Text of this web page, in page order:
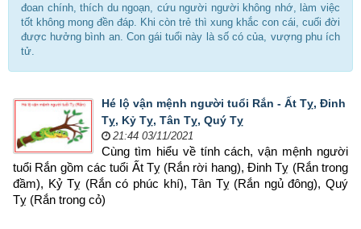
đoan chính, thích du ngoạn, cứu người người không nhớ, làm việc
tốt không mong đền đáp. Khi còn trẻ thì xung khắc con cái, cuối đời
được hưởng bình an. Con gái tuổi này là số có của, vượng phu ích
tử.
Hé lộ vận mệnh người tuổi Rắn - Ất Tỵ, Đinh
Tỵ, Kỷ Tỵ, Tân Tỵ, Quý Tỵ
21:44 03/11/2021
Cùng tìm hiểu về tính cách, vận mệnh người
tuổi Rắn gồm các tuổi Ất Tỵ (Rắn rời hang), Đinh Tỵ (Rắn trong
đầm), Kỷ Tỵ (Rắn có phúc khí), Tân Tỵ (Rắn ngủ đông), Quý
Tỵ (Rắn trong cỏ)